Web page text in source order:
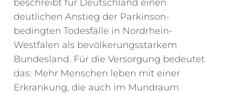
beschreibt für Deutschland einen
deutlichen Anstieg der Parkinson-
bedingten Todesfälle in Nordrhein-
Westfalen als bevölkerungsstarkem
Bundesland. Für die Versorgung bedeutet
das: Mehr Menschen leben mit einer
Erkrankung, die auch im Mundraum